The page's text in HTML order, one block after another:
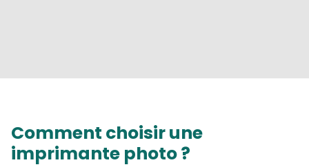
Comment choisir une
imprimante photo ?